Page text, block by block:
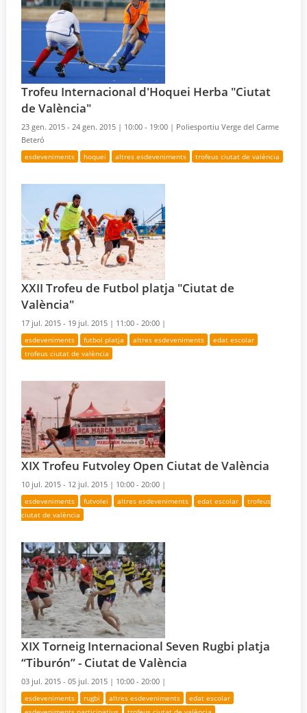
Trofeu Internacional d'Hoquei Herba "Ciutat
de València"
23 gen. 2015 - 24 gen. 2015 | 10:00 - 19:00 | Poliesportiu Verge del Carme
Beteró
esdeveniments hoquei altres esdeveniments trofeus ciutat de valència
XXII Trofeu de Futbol platja "Ciutat de
València"
17 jul. 2015 - 19 jul. 2015 | 11:00 - 20:00 |
esdeveniments futbol platja altres esdeveniments
edat escolar
trofeus ciutat de valència
XIX Trofeu Futvoley Open Ciutat de València
10 jul. 2015 - 12 jul. 2015 | 10:00 - 20:00 |
esdeveniments futvolei altres esdeveniments edat escolar
trofeus
ciutat de valència
XIX Torneig Internacional Seven Rugbi platja
“Tiburón” - Ciutat de València
03 jul. 2015 - 05 jul. 2015 | 10:00 - 20:00 |
esdeveniments rugbi altres esdeveniments
edat escolar